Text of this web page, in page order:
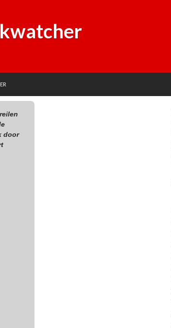
door